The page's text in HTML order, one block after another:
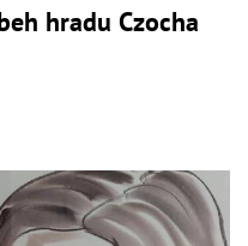
hradu Czocha